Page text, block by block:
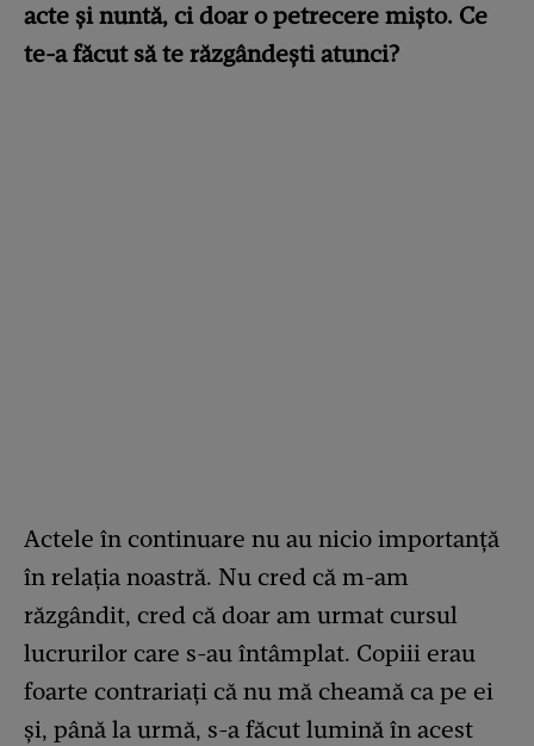
acte și nuntă, ci doar o petrecere mișto. Ce
te-a făcut să te răzgândești atunci?
Actele în continuare nu au nicio importanţă
în relaţia noastră. Nu cred că m-am
răzgândit, cred că doar am urmat cursul
lucrurilor care s-au întâmplat. Copiii erau
foarte contrariaţi că nu mă cheamă ca pe ei
şi, până la urmă, s-a făcut lumină în acest